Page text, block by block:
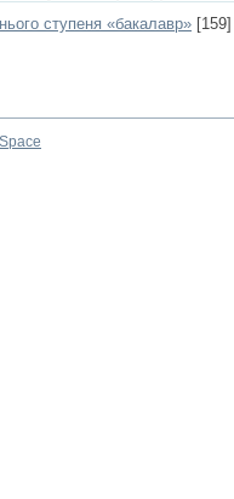
ступеня «бакалавр» [159]